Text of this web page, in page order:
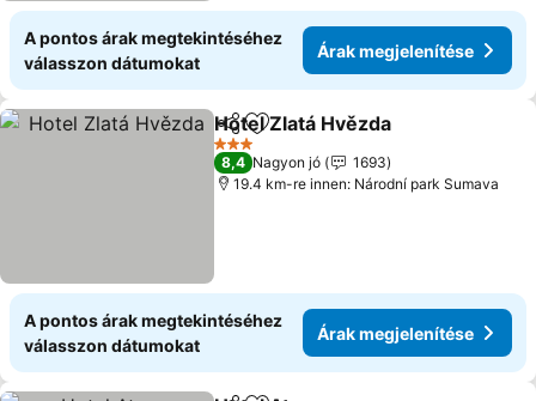
A pontos árak megtekintéséhez
válasszon dátumokat
Árak megjelenítése
Megosztás
Hozzáadás a kedvencekhez
Hotel Zlatá Hvězda
3 Kategória
8,4 Nagyon jó
1693
19.4 km-re innen: Národní park Sumava
A pontos árak megtekintéséhez
válasszon dátumokat
Árak megjelenítése